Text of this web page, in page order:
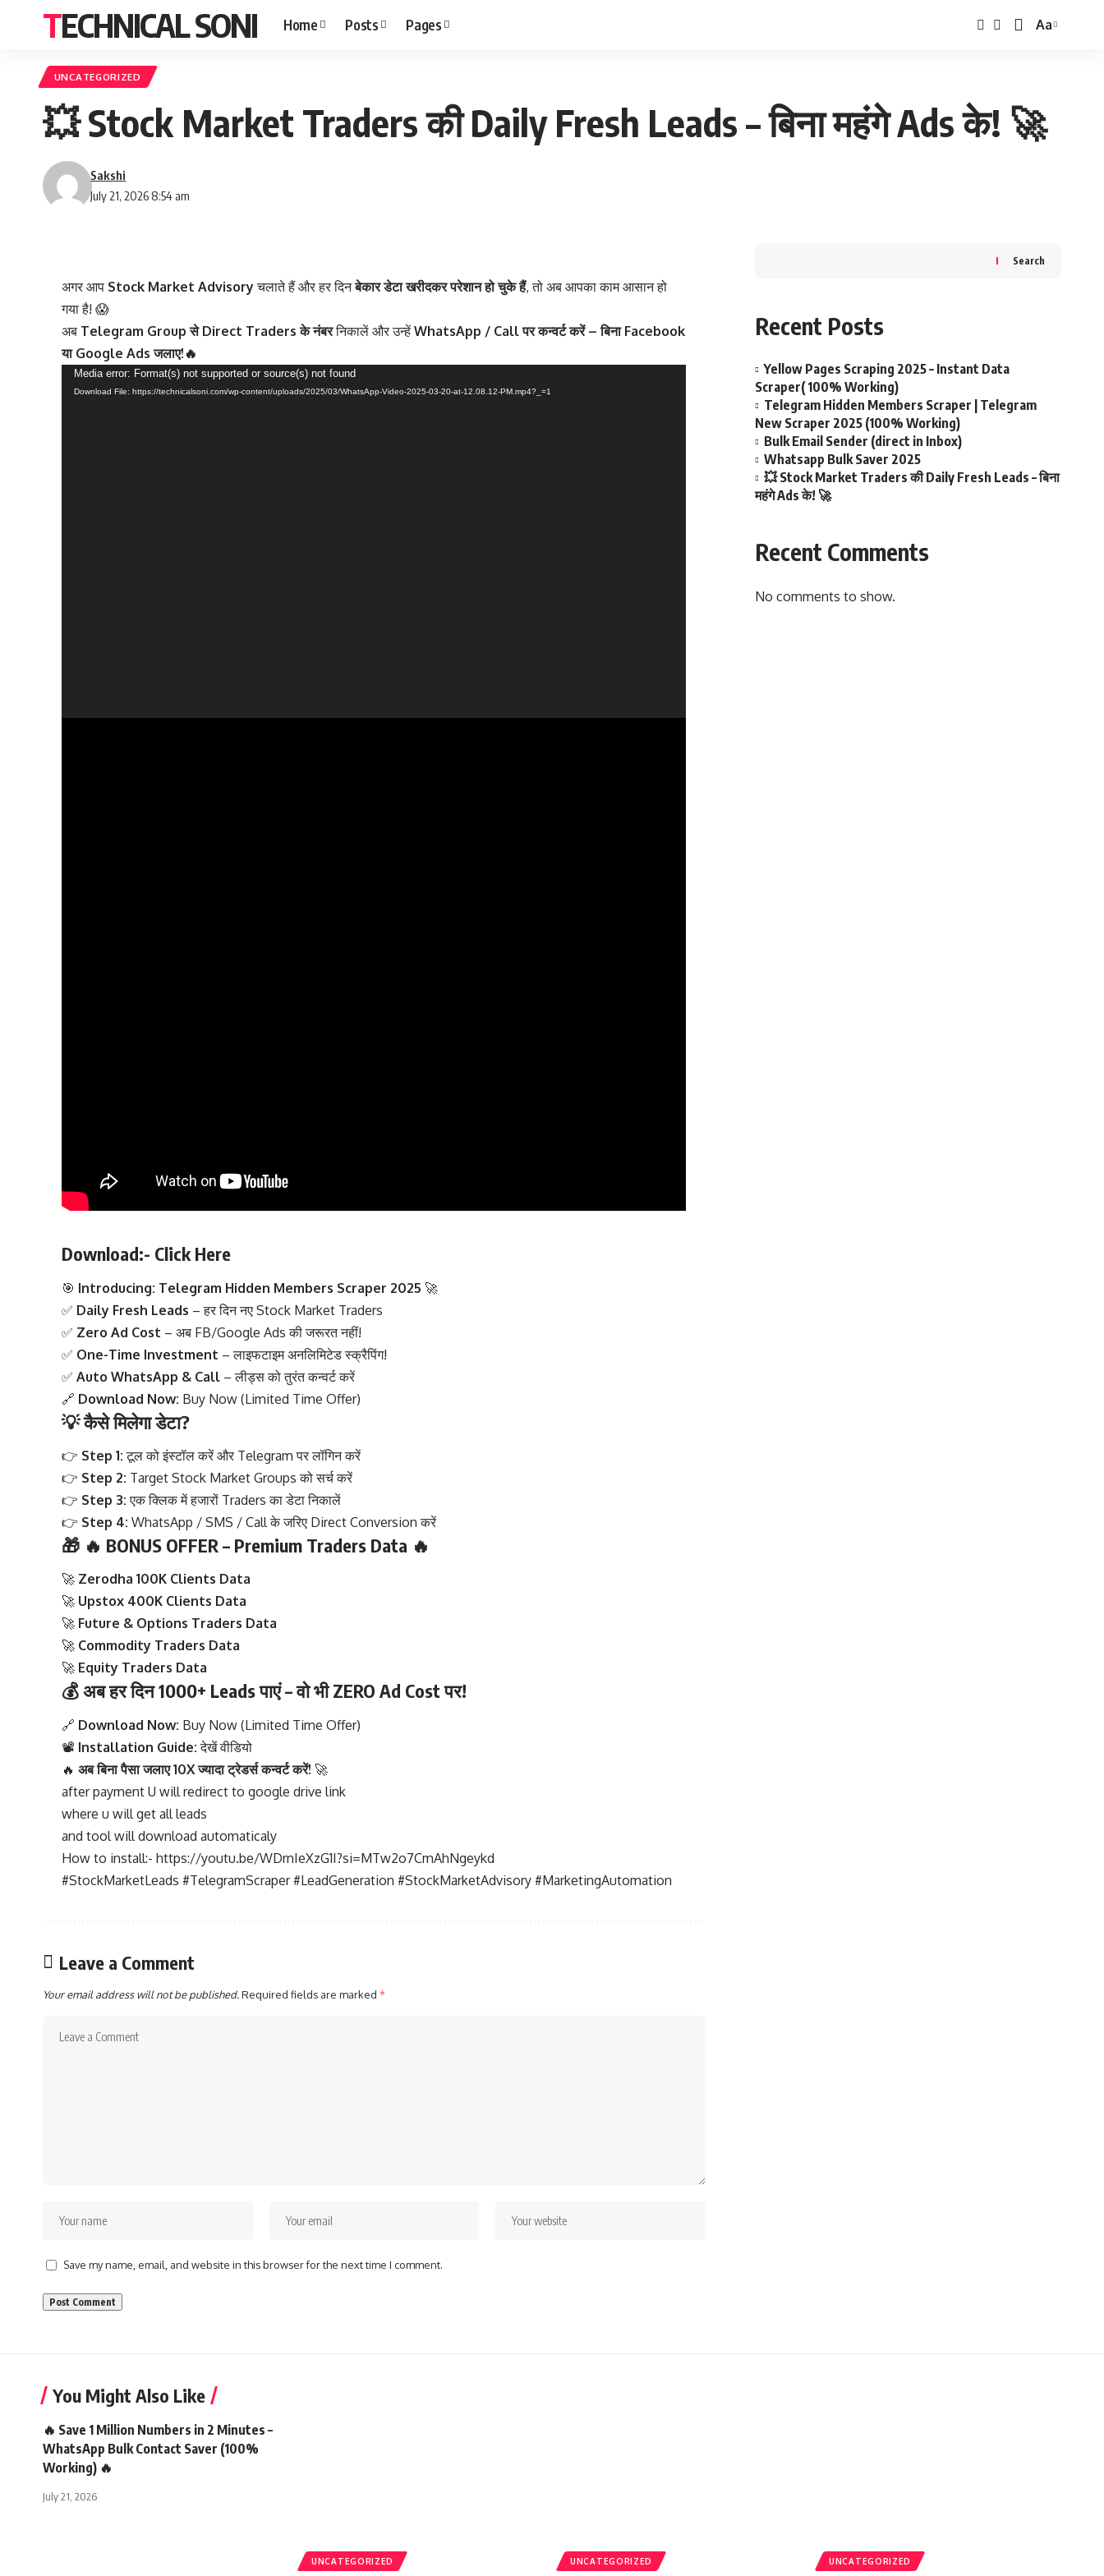
TECHNICAL SONI Home Posts Pages
Font
Aa
UNCATEGORIZED
💥 Stock Market Traders की Daily Fresh Leads – बिना महंगे Ads के! 🚀
July 21, 2026 8:54 am
Sakshi
अगर आप Stock Market Advisoryचलाते हैं और हर दिनबेकार डेटा खरीदकर परेशान हो चुके हैं, तो अब आपका काम आसान हो
गया है! 😱
अब Telegram Group से Direct Traders के नंबरनिकालें और उन्हेंWhatsApp / Call पर कन्वर्ट करें – बिना Facebook
या Google Ads जलाए! 🔥
Video
Player
Media error: Format(s) not supported or source(s) not found
Download File: https://technicalsoni.com/wp-content/uploads/2025/03/WhatsApp-Video-2025-03-20-at-12.08.12-PM.mp4?_=1
Download:- Click Here
🎯 Introducing: Telegram Hidden Members Scraper 2025 🚀
✅ Daily Fresh Leads – हर दिन नए Stock Market Traders
✅ Zero Ad Cost – अब FB/Google Ads की जरूरत नहीं!
✅ One-Time Investment – लाइफटाइम अनलिमिटेड स्क्रैपिंग!
✅Auto WhatsApp & Call – लीड्स को तुरंत कन्वर्ट करें
🔗 Download Now: Buy Now (Limited Time Offer)
💡कैसे मिलेगा डेटा?
👉 Step 1: टूल को इंस्टॉल करें और Telegram पर लॉगिन करें
👉 Step 2: Target Stock Market Groups को सर्च करें
👉 Step 3: एक क्लिक में हजारों Traders का डेटा निकालें
👉 Step 4: WhatsApp / SMS / Call के जरिए Direct Conversion करें
🎁 🔥 BONUS OFFER – Premium Traders Data 🔥
🚀 Zerodha 100K Clients Data
🚀 Upstox 400K Clients Data
🚀 Future & Options Traders Data
🚀 Commodity Traders Data
🚀 Equity Traders Data
💰अब हर दिन 1000+ Leads पाएं – वो भी ZERO Ad Cost पर!
🔗 Download Now: Buy Now (Limited Time Offer)
📽 Installation Guide: देखें वीडियो
🔥अब बिना पैसा जलाए 10X ज्यादा ट्रेडर्स कन्वर्ट करें! 🚀
after payment U will redirect to google drive link
where u will get all leads
and tool will download automaticaly
How to install:-https://youtu.be/WDrnIeXzG1I?si=MTw2o7CmAhNgeykd
#StockMarketLeads #TelegramScraper #LeadGeneration #StockMarketAdvisory #MarketingAutomation
Leave a Comment
Your email address will not be published.Required fields are marked *
Save my name, email, and website in this browser for the next time I comment.
Search
Recent Posts
Yellow Pages Scraping 2025 – Instant Data
Scraper( 100% Working)
Telegram Hidden Members Scraper | Telegram
New Scraper 2025 (100% Working)
Bulk Email Sender (direct in Inbox)
Whatsapp Bulk Saver 2025
💥 Stock Market Traders की Daily Fresh Leads – बिना
महंगे Ads के! 🚀
Recent Comments
No comments to show.
You Might Also Like
🔥 Save 1 Million Numbers in 2 Minutes –
WhatsApp Bulk Contact Saver (100%
Working) 🔥
July 21, 2026
UNCATEGORIZED UNCATEGORIZED UNCATEGORIZED